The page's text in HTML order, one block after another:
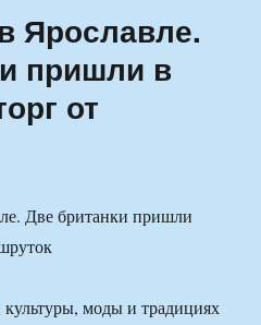
Ярославле.
пришли в
от
моды и традициях